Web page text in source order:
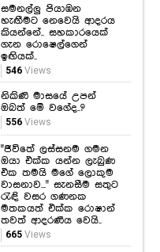
සමනල්ලු පියාඹන
හැඟීමට නෙවෙයි ආදරය
කියන්නේ.. සහකාරයෙක්
ගැන රොෂෙල්ගෙන්
ඉඟියක්..
546 Views
නිකිණි මාසයේ උපන්
ඔබත් මේ වගේද..?
556 Views
"ජීවිතේ ලස්සනම ගමන
ඔයා එක්ක යන්න ලැබුණ
එක තමයි මගේ ලොකුම
වාසනාව..." සැනසීම සතුට
රැඳි වසර ගණනක
මතකයත් එක්ක රොෂාන්
තවත් ආදරණීය වෙයි..
665 Views